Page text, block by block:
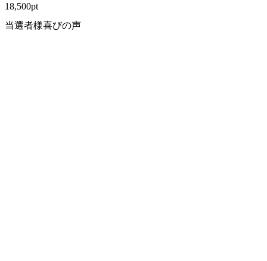
18,500pt
当選者様喜びの声